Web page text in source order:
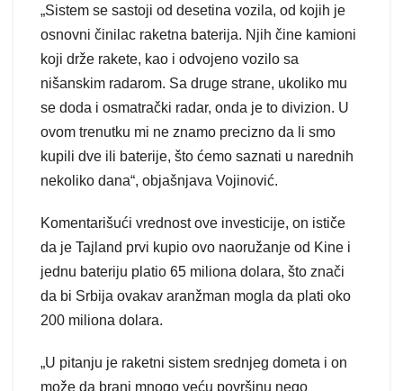
„Sistem se sastoji od desetina vozila, od kojih je
osnovni činilac raketna baterija. Njih čine kamioni
koji drže rakete, kao i odvojeno vozilo sa
nišanskim radarom. Sa druge strane, ukoliko mu
se doda i osmatrački radar, onda je to divizion. U
ovom trenutku mi ne znamo precizno da li smo
kupili dve ili baterije, što ćemo saznati u narednih
nekoliko dana“, objašnjava Vojinović.
Komentarišući vrednost ove investicije, on ističe
da je Tajland prvi kupio ovo naoružanje od Kine i
jednu bateriju platio 65 miliona dolara, što znači
da bi Srbija ovakav aranžman mogla da plati oko
200 miliona dolara.
„U pitanju je raketni sistem srednjeg dometa i on
može da brani mnogo veću površinu nego